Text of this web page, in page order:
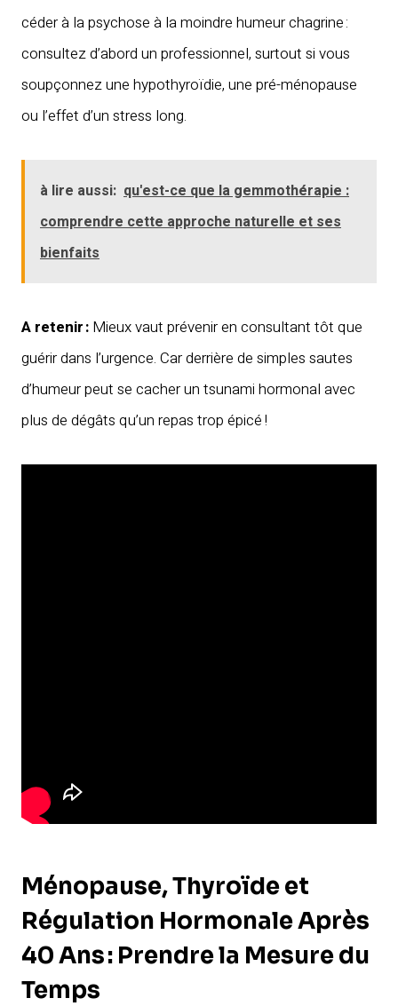
céder à la psychose à la moindre humeur chagrine :
consultez d’abord un professionnel, surtout si vous
soupçonnez une hypothyroïdie, une pré-ménopause
ou l’effet d’un stress long.
à lire aussi: qu'est-ce que la gemmothérapie :
comprendre cette approche naturelle et ses
bienfaits
A retenir : Mieux vaut prévenir en consultant tôt que
guérir dans l’urgence. Car derrière de simples sautes
d’humeur peut se cacher un tsunami hormonal avec
plus de dégâts qu’un repas trop épicé !
Ménopause, Thyroïde et
Régulation Hormonale Après
40 Ans : Prendre la Mesure du
Temps